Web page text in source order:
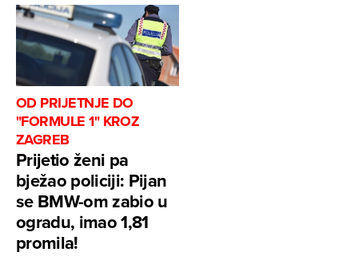
OD PRIJETNJE DO
"FORMULE 1" KROZ
ZAGREB
Prijetio ženi pa
bježao policiji: Pijan
se BMW-om zabio u
ogradu, imao 1,81
promila!